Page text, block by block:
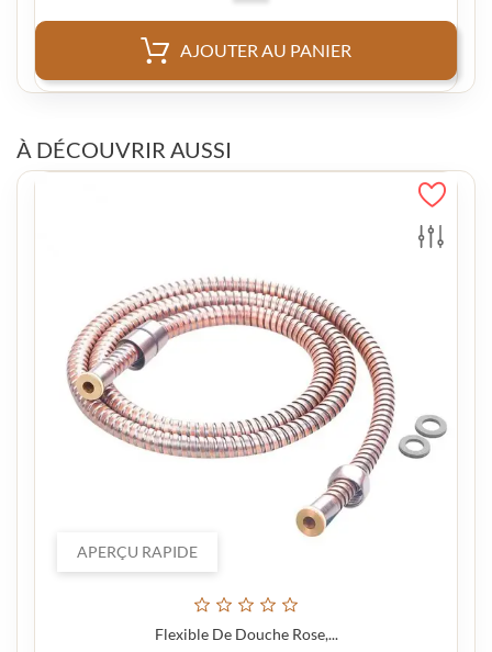
AJOUTER AU PANIER
À DÉCOUVRIR AUSSI
APERÇU RAPIDE
Flexible De Douche Rose,...